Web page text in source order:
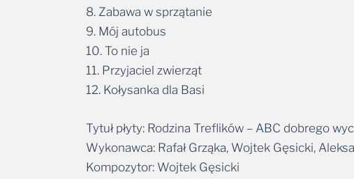
8. Zabawa w sprzątanie
9. Mój autobus
10. To nie ja
11. Przyjaciel zwierząt
12. Kołysanka dla Basi
Tytuł płyty: Rodzina Treflików – ABC dobrego
Wykonawca: Rafał Grząka, Wojtek Gęsicki,
Kompozytor: Wojtek Gęsicki